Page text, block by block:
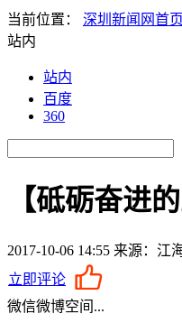
当前位置： 深圳新闻网首页
站内
站内
百度
360
【砥砺奋进
2017-10-06 14:55 来源：江
立即评论
微信微博空间 ...